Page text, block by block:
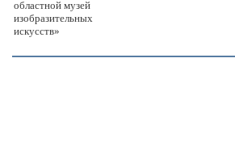
областной музей
изобразительных
искусств»